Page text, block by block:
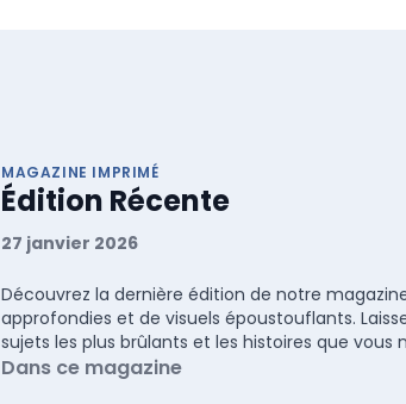
MAGAZINE IMPRIMÉ
Édition Récente
27 janvier 2026
Découvrez la dernière édition de notre
approfondies et de visuels époustouflants.
sujets les plus brûlants et les histoires que vous
Dans ce magazine